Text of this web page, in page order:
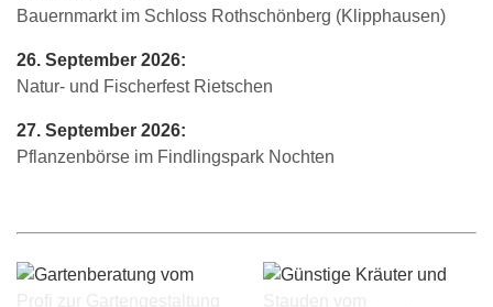
Bauernmarkt im Schloss Rothschönberg (Klipphausen)
26. September 2026:
Natur- und Fischerfest Rietschen
27. September 2026:
Pflanzenbörse im Findlingspark Nochten